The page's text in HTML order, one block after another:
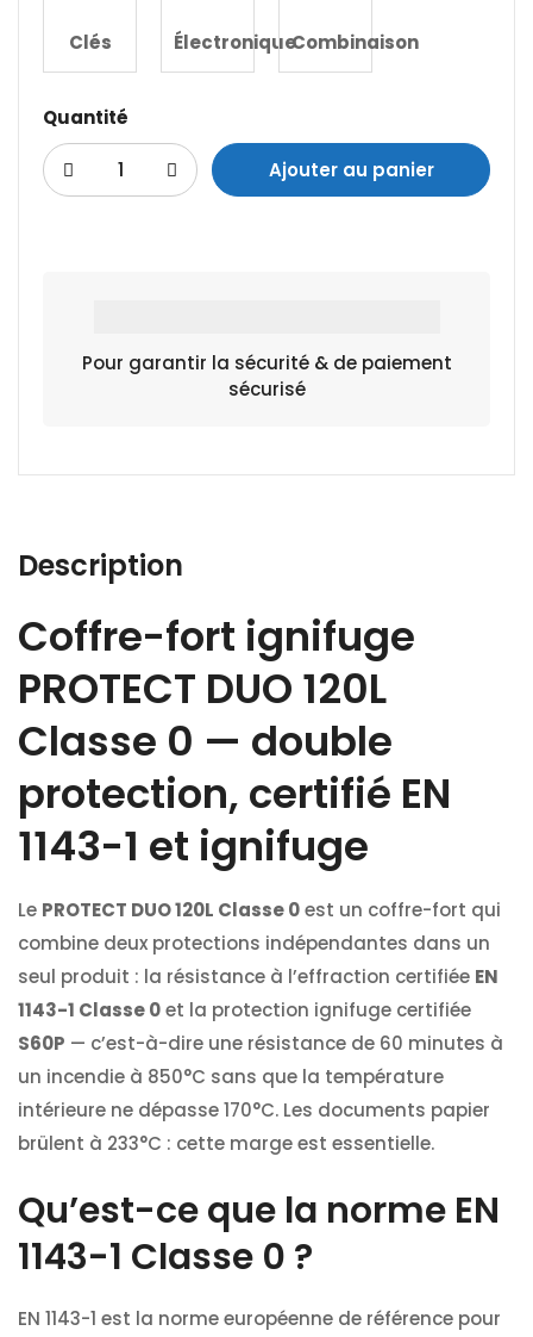
Clés ÉlectroniqueCombinaison
Quantité
Ajouter au panier
Pour garantir la sécurité & de paiement
sécurisé
Description
Coffre-fort ignifuge
PROTECT DUO 120L
Classe 0 — double
protection, certifié EN
1143-1 et ignifuge
Le PROTECT DUO 120L Classe 0est un coffre-fort qui
combine deux protections indépendantes dans un
seul produit : la résistance à l’effraction certifiée EN
1143-1 Classe 0et la protection ignifuge certifiée
S60P — c’est-à-dire une résistance de 60 minutes à
un incendie à 850°C sans que la température
intérieure ne dépasse 170°C. Les documents papier
brülent à 233°C : cette marge est essentielle.
Qu’est-ce que la norme EN
1143-1 Classe 0 ?
EN 1143-1 est la norme européenne de référence pour